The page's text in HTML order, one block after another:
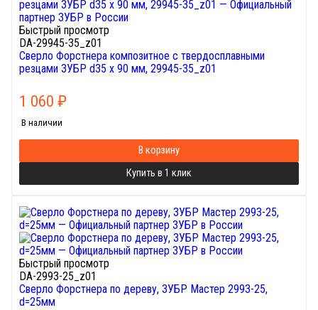
Быстрый просмотр
DA-29945-35_z01
Сверло Форстнера композитное с твердосплавными
резцами ЗУБР d35 x 90 мм, 29945-35_z01
1 060 ₽
В наличии
В корзину
Купить в 1 клик
Быстрый просмотр
DA-2993-25_z01
Сверло Форстнера по дереву, ЗУБР Мастер 2993-25,
d=25мм